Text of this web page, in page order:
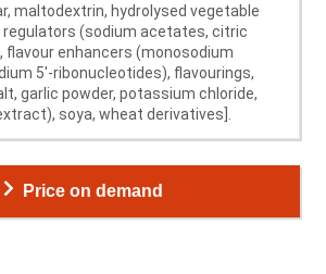
maltodextrin, hydrolysed vegetable
(sodium acetates, citric
flavour enhancers (monosodium
5′-ribonucleotides), flavourings,
garlic powder, potassium chloride,
soya, wheat derivatives].
Price on demand